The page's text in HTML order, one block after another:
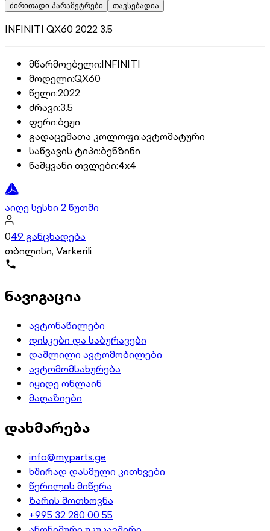
ძირითადი პარამეტრები თავსებადია
INFINITI QX60 2022 3.5
მწარმოებელი:INFINITI
მოდელი:QX60
წელი:2022
ძრავი:3.5
ფერი:ბეჟი
გადაცემათა კოლოფი:ავტომატური
საწვავის ტიპი:ბენზინი
წამყვანი თვლები:4x4
აიღე სესხი 2 წუთში
049 განცხადება
თბილისი, Varkerili
ნავიგაცია
ავტონაწილები
დისკები და საბურავები
დაშლილი ავტომობილები
ავტომომსახურება
იყიდე ონლაინ
მაღაზიები
დახმარება
info@myparts.ge
ხშირად დასმული კითხვები
წერილის მიწერა
ზარის მოთხოვნა
+995 32 280 00 55